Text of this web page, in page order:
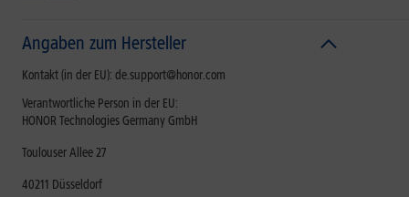
Angaben zum Hersteller
Kontakt (in der EU): de.support@honor.com
Verantwortliche Person in der EU:
HONOR Technologies Germany GmbH
Toulouser Allee 27
40211 Düsseldorf